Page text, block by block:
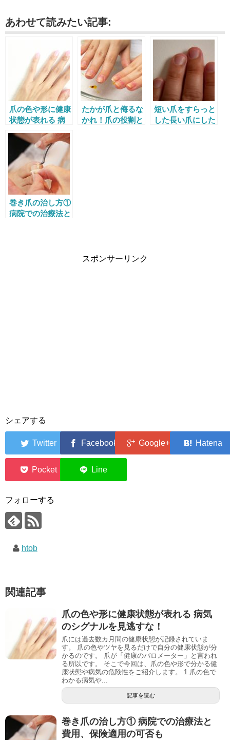
あわせて読みたい記事:
爪の色や形に健康
状態が表れる 病
逃すな！
たかが爪と侮るな
かれ！爪の役割と
短い爪をすらっと
した長い爪にした
巻き爪の治し方①
病院での治療法と
スポンサーリンク
シェアする
フォローする
htob
関連記事
爪の色や形に健康状態が表れる 病気
のシグナルを見逃すな！
爪には過去数カ月間の健康状態が記録されていま
す。 爪の色やツヤを見るだけで自分の健康状態が分
かるのです。 爪が「健康のバロメーター」と言われ
る所以です。 そこで今回は、爪の色や形で分かる健
康状態や病気の危険性をご紹介します。 1.爪の色で
わかる病気や...
記事を読む
巻き爪の治し方① 病院での治療法と
費用、保険適用の可否も